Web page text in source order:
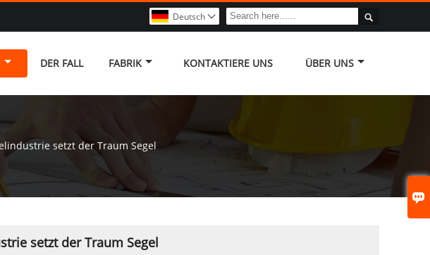


Deutsch 
DER FALL FABRIK KONTAKTIERE UNS ÜBER UNS
setzt der Traum Segel
setzt der Traum Segel